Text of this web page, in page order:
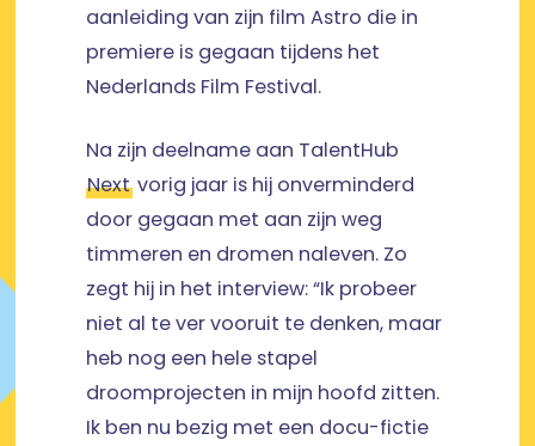
aanleiding van zijn film Astro die in
premiere is gegaan tijdens het
Nederlands Film Festival.
Na zijn deelname aan TalentHub
Next vorig jaar is hij onverminderd
door gegaan met aan zijn weg
timmeren en dromen naleven. Zo
zegt hij in het interview: “Ik probeer
niet al te ver vooruit te denken, maar
heb nog een hele stapel
droomprojecten in mijn hoofd zitten.
Ik ben nu bezig met een docu-fictie